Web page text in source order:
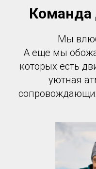
Команда
Мы
А ещё мы
которых есть
уютная